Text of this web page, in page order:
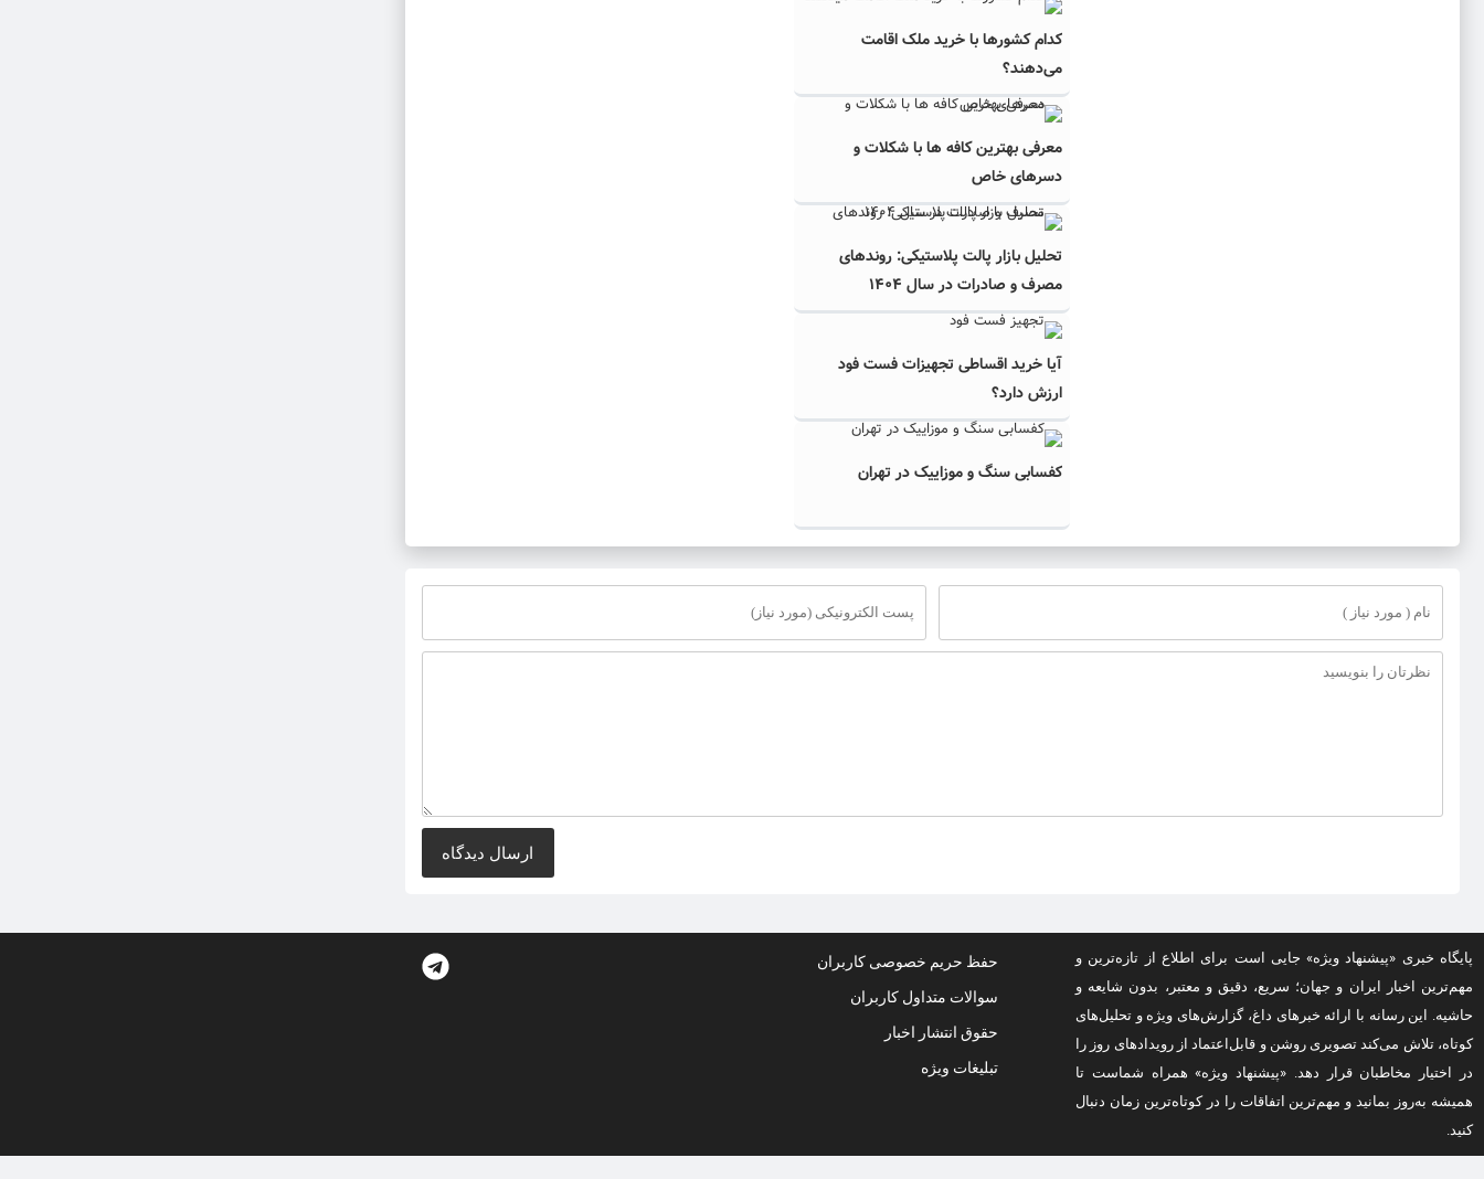
کدام کشورها با خرید ملک اقامت
می‌دهند؟
معرفی بهترین کافه ها با شکلات و
دسرهای خاص
تحلیل بازار پالت پلاستیکی: روندهای
مصرف و صادرات در سال ۱۴۰۴
آیا خرید اقساطی تجهیزات فست فود
ارزش دارد؟
کفسابی سنگ و موزاییک در تهران
پایگاه خبری «پیشنهاد ویژه» جایی است برای اطلاع از تازه‌ترین و
مهم‌ترین اخبار ایران و جهان؛ سریع، دقیق و معتبر، بدون شایعه و
حاشیه. این رسانه با ارائه خبرهای داغ، گزارش‌های ویژه و تحلیل‌های
کوتاه، تلاش می‌کند تصویری روشن و قابل‌اعتماد از رویدادهای روز را
در اختیار مخاطبان قرار دهد. «پیشنهاد ویژه» همراه شماست تا
همیشه به‌روز بمانید و مهم‌ترین اتفاقات را در کوتاه‌ترین زمان دنبال
کنید.
حفظ حریم خصوصی کاربران
سوالات متداول کاربران
حقوق انتشار اخبار
تبلیغات ویژه